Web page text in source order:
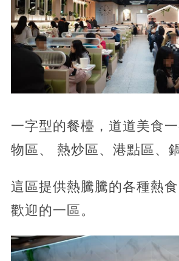
一字型的餐檯，道道美食
物區、 熱炒區、港點區、
這區提供熱騰騰的各種熱
歡迎的一區。